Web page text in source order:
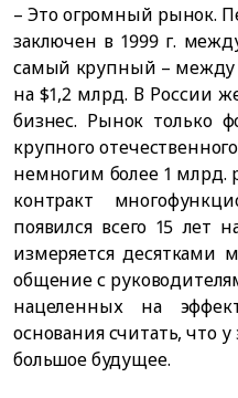
– Это огромный рынок.
заключен в 1999 г.
самый крупный – между
на $1,2 млрд. В России
бизнес. Рынок только
крупного
немногим более 1 млрд.
контракт
появился всего 15 лет
измеряется десятками
общение с
нацеленных на
основания считать, что
большое будущее.